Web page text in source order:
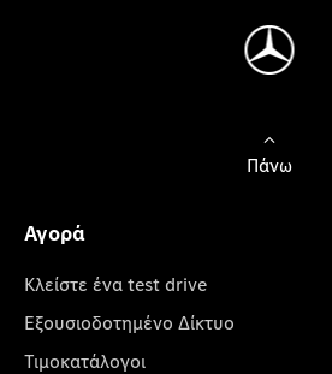
Πάνω
Αγορά
Κλείστε ένα test drive
Εξουσιοδοτημένο Δίκτυο
Τιμοκατάλογοι